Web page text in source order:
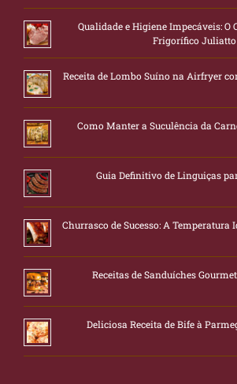
Qualidade e Higiene Impecáveis: O
Frigorífico Juliatto
Receita de Lombo Suíno na Airfryer
Como Manter a Suculência da
Guia Definitivo de Linguiças
Churrasco de Sucesso: A Temperatura
Receitas de Sanduíches
Deliciosa Receita de Bife à